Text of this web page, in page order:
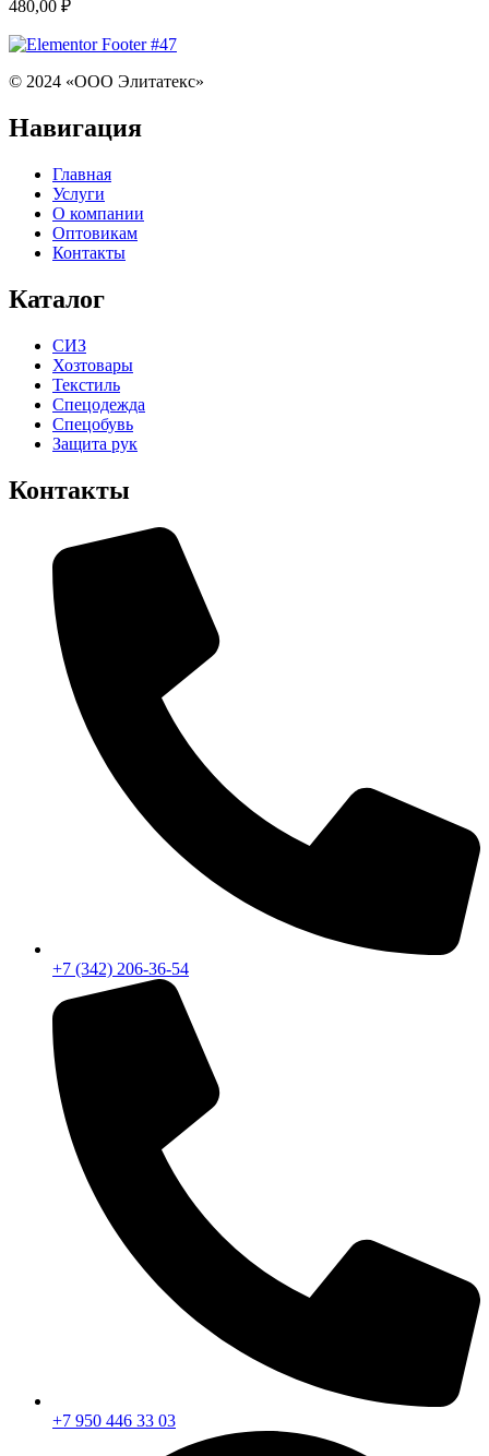
480,00 ₽
© 2024 «ООО Элитатекс»
Навигация
Главная
Услуги
О компании
Оптовикам
Контакты
Каталог
СИЗ
Хозтовары
Текстиль
Спецодежда
Спецобувь
Защита рук
Контакты
+7 (342) 206-36-54
+7 950 446 33 03